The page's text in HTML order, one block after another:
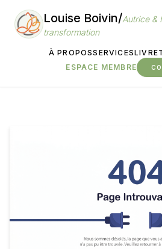
Louise Boivin/Autrice &
transformation
À PROPOSSERVICESLIVRE
ESPACE MEMBRE